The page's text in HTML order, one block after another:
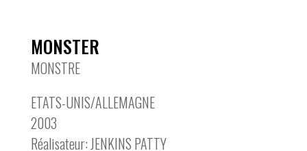
MONSTER
MONSTRE
ETATS-UNIS/ALLEMAGNE
2003
Réalisateur: JENKINS PATTY